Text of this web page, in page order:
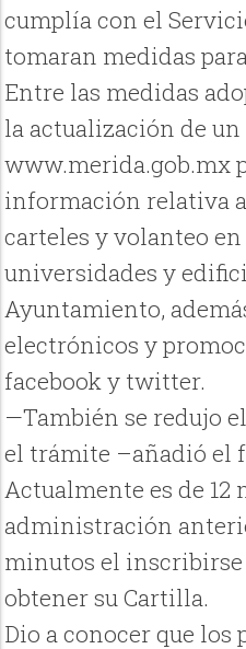
cumplía con el
tomaran medidas
Entre las medidas
la actualización de
www.merida.gob.mx
información relativa
carteles y volanteo
universidades y
Ayuntamiento,
electrónicos y
facebook y twitter.
—También se redujo
el trámite –añadió el
Actualmente es de 12
administración
minutos el
obtener su Cartilla.
Dio a conocer que los